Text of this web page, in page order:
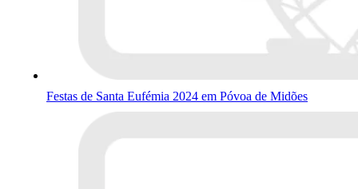
Festas de Santa Eufémia 2024 em Póvoa de Midões